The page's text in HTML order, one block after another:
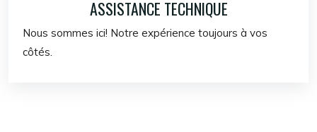
ASSISTANCE TECHNIQUE
Nous sommes ici! Notre expérience toujours à vos
côtés.